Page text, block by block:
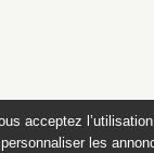
acceptez
les